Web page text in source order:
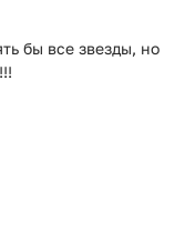
бы все звезды, но